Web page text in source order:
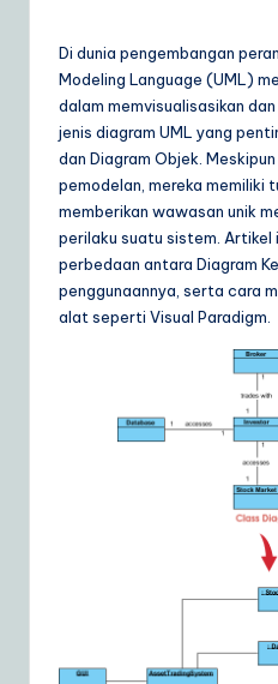
si
Y
Di dunia pengembangan
Modeling Language (UML)
dalam memvisualisasikan
jenis diagram UML yang
dan Diagram Objek.
pemodelan, mereka memiliki
memberikan wawasan unik
perilaku suatu sistem. Artikel
perbedaan antara Diagram
penggunaannya, serta cara
alat seperti Visual Paradigm.